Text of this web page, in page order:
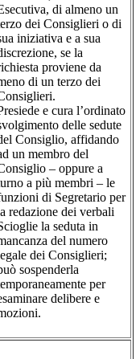
di almeno un
dei Consiglieri o di
iniziativa e a sua
se la
proviene da
di un terzo dei
e cura l’ordinato
delle sedute
Consiglio, affidando
un membro del
– oppure a
a più membri – le
di Segretario per
redazione dei verbali
la seduta in
del numero
dei Consiglieri;
sospenderla
per
delibere e